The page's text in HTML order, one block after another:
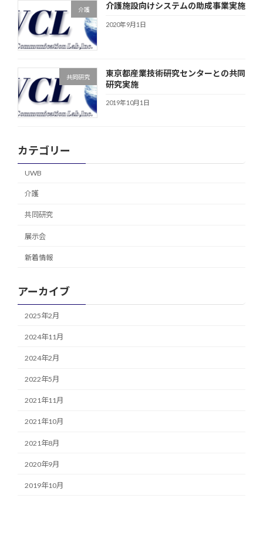
介護 介護施設向けシステムの助成事業実施
2020年9月1日
共同研究
東京都産業技術研究センターとの共同
研究実施
2019年10月1日
カテゴリー
UWB
介護
共同研究
展示会
新着情報
アーカイブ
2025年2月
2024年11月
2024年2月
2022年5月
2021年11月
2021年10月
2021年8月
2020年9月
2019年10月